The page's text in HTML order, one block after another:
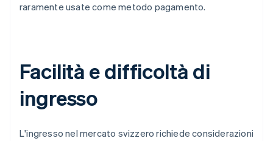
raramente usate come metodo pagamento.
Facilità e difficoltà di
ingresso
L'ingresso nel mercato svizzero richiede considerazioni